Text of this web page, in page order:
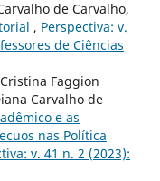
de Carvalho,
, Perspectiva: v.
de Ciências
Faggion
Carvalho de
e as
nas Política
v. 41 n. 2 (2023):